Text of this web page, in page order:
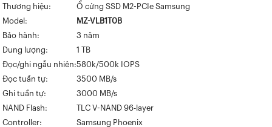
Thương hiệu:
Ổ cứng SSD M2-PCIe Samsung
Model:
MZ-VLB1T0B
Bảo hành:
3 năm
Dung lượng:
1 TB
Đọc/ghi ngẫu nhiên:580k/500k IOPS
Đọc tuần tự:
3500 MB/s
Ghi tuần tự:
3000 MB/s
NAND Flash:
TLC V-NAND 96-layer
Controller:
Samsung Phoenix